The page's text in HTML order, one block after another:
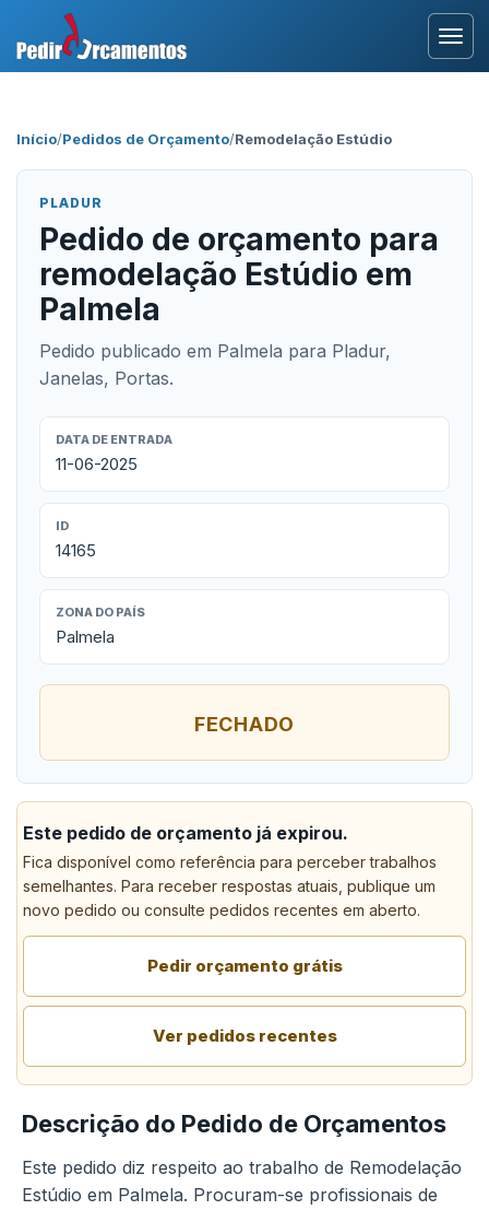
Início/Pedidos de Orçamento/Remodelação Estúdio
PLADUR
Pedido de orçamento para
remodelação Estúdio em
Palmela
Pedido publicado em Palmela para Pladur,
Janelas, Portas.
DATA DE ENTRADA
11-06-2025
ID
14165
ZONA DO PAÍS
Palmela
FECHADO
Este pedido de orçamento já expirou.
Fica disponível como referência para perceber trabalhos
semelhantes. Para receber respostas atuais, publique um
novo pedido ou consulte pedidos recentes em aberto.
Pedir orçamento grátis
Ver pedidos recentes
Descrição do Pedido de Orçamentos
Este pedido diz respeito ao trabalho de Remodelação
Estúdio em Palmela. Procuram-se profissionais de
Área Profissional
Como Funciona?
Testemunhos